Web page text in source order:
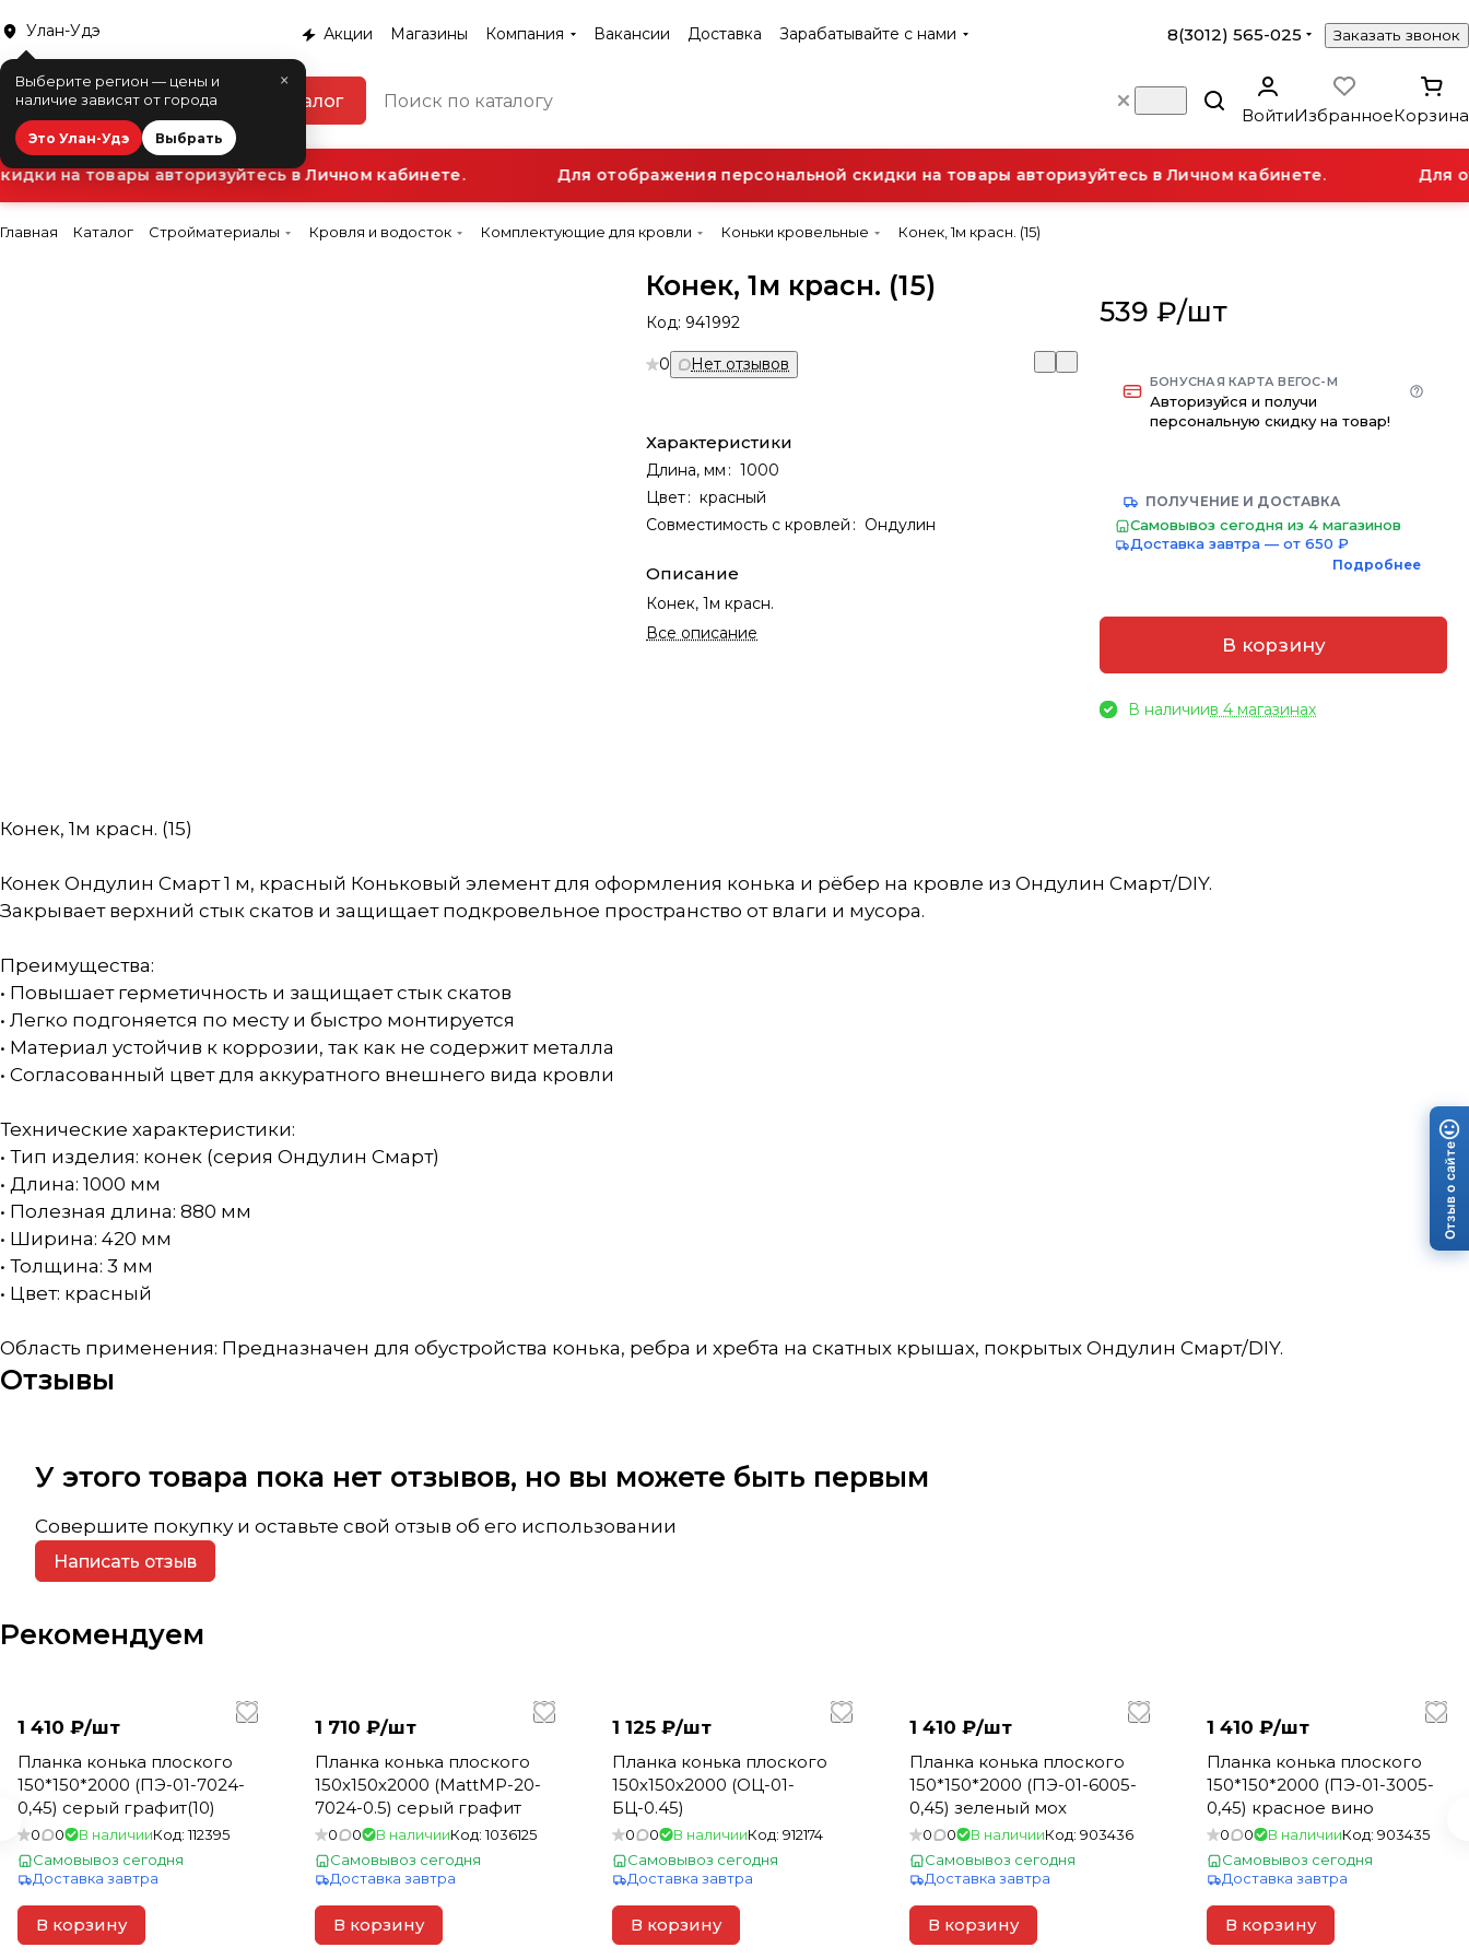
Улан-Удэ
×
Выберите регион — цены и
наличие зависят от города
Это Улан-Удэ Выбрать
Акции Магазины Компания Вакансии Доставка Зарабатывайте с нами 8(3012) 565-025 Заказать звонок
Каталог
ВойтиИзбранноеКорзина
на товары авторизуйтесь в Личном кабинете. Для отображения персональной скидки на товары авторизуйтесь в Личном кабинете. Для
Главная Каталог Стройматериалы Кровля и водосток Комплектующие для кровли Коньки кровельные Конек, 1м красн. (15)
Конек, 1м красн. (15)
Код: 941992
0 Нет отзывов
Характеристики
Длина, мм : 1000
Цвет: красный
Совместимость с кровлей : Ондулин
Описание
Конек, 1м красн.
Все описание
539 ₽/шт
БОНУСНАЯ КАРТА ВЕГОС-М
Авторизуйся и получи
персональную скидку на товар!
ПОЛУЧЕНИЕ И ДОСТАВКА
Самовывоз сегодня из 4 магазинов
Доставка завтра — от 650 ₽
Подробнее
В корзину
В наличиив 4 магазинах
Конек, 1м красн. (15)
Конек Ондулин Смарт 1 м, красный Коньковый элемент для оформления конька и рёбер на кровле из Ондулин Смарт/DIY.
Закрывает верхний стык скатов и защищает подкровельное пространство от влаги и мусора.
Преимущества:
• Повышает герметичность и защищает стык скатов
• Легко подгоняется по месту и быстро монтируется
• Материал устойчив к коррозии, так как не содержит металла
• Согласованный цвет для аккуратного внешнего вида кровли
Технические характеристики:
• Тип изделия: конек (серия Ондулин Смарт)
• Длина: 1000 мм
• Полезная длина: 880 мм
• Ширина: 420 мм
• Толщина: 3 мм
• Цвет: красный
Область применения: Предназначен для обустройства конька, ребра и хребта на скатных крышах, покрытых Ондулин Смарт/DIY.
Отзывы
У этого товара пока нет отзывов, но вы можете быть первым
Совершите покупку и оставьте свой отзыв об его использовании
Написать отзыв
Рекомендуем
1 410 ₽/шт
Планка конька плоского
150*150*2000 (ПЭ-01-7024-
0,45) серый графит(10)
0 0 В наличииКод:112395
Самовывоз сегодня
Доставка завтра
В корзину
1 710 ₽/шт
Планка конька плоского
150х150х2000 (MattMP-20-
7024-0.5) серый графит
0 0 В наличииКод:1036125
Самовывоз сегодня
Доставка завтра
В корзину
1 125 ₽/шт
Планка конька плоского
150х150х2000 (ОЦ-01-
БЦ-0.45)
0 0 В наличииКод: 912174
Самовывоз сегодня
Доставка завтра
В корзину
1 410 ₽/шт
Планка конька плоского
150*150*2000 (ПЭ-01-6005-
0,45) зеленый мох
0 0 В наличииКод: 903436
Самовывоз сегодня
Доставка завтра
В корзину
1 410 ₽/шт
Планка конька плоского
150*150*2000 (ПЭ-01-3005-
0,45) красное вино
0 0 В наличииКод: 903435
Самовывоз сегодня
Доставка завтра
В корзину
Отзыв о сайте